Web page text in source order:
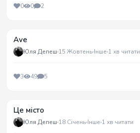
0 0 2
Ave
Юля Депеш 15 Жовтень Інше 1 хв читати
3 49 5
Це місто
Юля Депеш 18 Січень Інше 1 хв читати